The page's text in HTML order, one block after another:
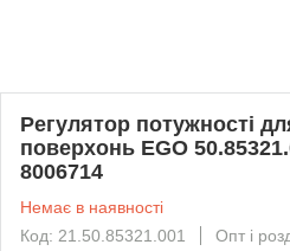
Регулятор потужності
поверхонь EGO
8006714
Немає в наявності
Код: 21.50.85321.001
Опт і